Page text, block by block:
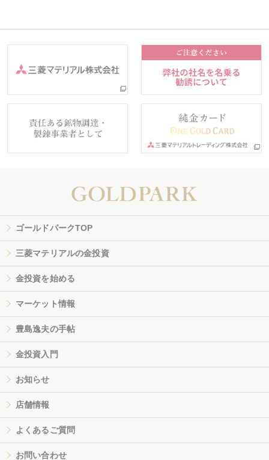
ゴールドパークTOP
三菱マテリアルの金投資
金投資を始める
マーケット情報
豊島逸夫の手帖
金投資入門
お知らせ
店舗情報
よくあるご質問
お問い合わせ